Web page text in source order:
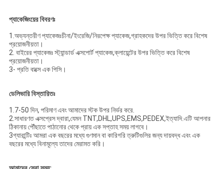
প্যাকেজিংয়ের বিবরণঃ
1.অভ্যন্তরীণ প্যাকেজঃচীনা/ইংরেজি/নিরপেক্ষ প্যাকেজ,গ্রাহকদের উপর ভিত্তি করে বিশেষ
প্রয়োজনীয়তা।
2. বাইরের প্যাকেজঃ স্ট্যান্ডার্ড এক্সপোর্ট প্যাকেজ,ক্লায়েন্টের উপর ভিত্তি করে বিশেষ
প্রয়োজনীয়তা।
3- প্রতি বাক্সে এক পিসি।
ডেলিভারি বিস্তারিতঃ
1.7-50 দিন, পরিমাণ এবং আমাদের স্টক উপর নির্ভর করে.
2.সাধারণত এক্সপ্রেস দ্বারা,যেমন TNT,DHL,UPS,EMS,PEDEX,ইত্যাদি.এটি আপনার
ঠিকানায় পৌঁছাতে পাঠানোর থেকে প্রায় এক সপ্তাহ সময় লাগবে।
3গ্যারান্টিঃ আমরা এক বছরের মধ্যে গুণমান বা কারিগরি ত্রুটিগুলির জন্য দায়বদ্ধ এবং এক
বছরের মধ্যে বিনামূল্যে তাদের মেরামত করি।